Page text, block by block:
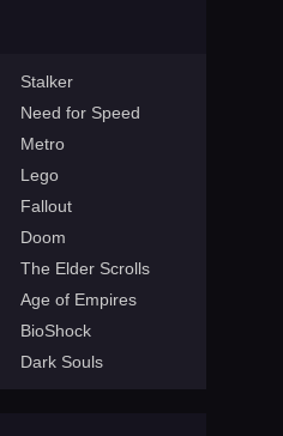
Stalker
Need for Speed
Metro
Lego
Fallout
Doom
The Elder Scrolls
Age of Empires
BioShock
Dark Souls